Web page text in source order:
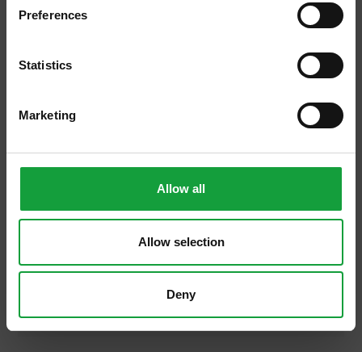
Preferences
Statistics
Marketing
Allow all
Allow selection
Deny
Bros And Bun, cucina glamour
puntare all’eccellenza.